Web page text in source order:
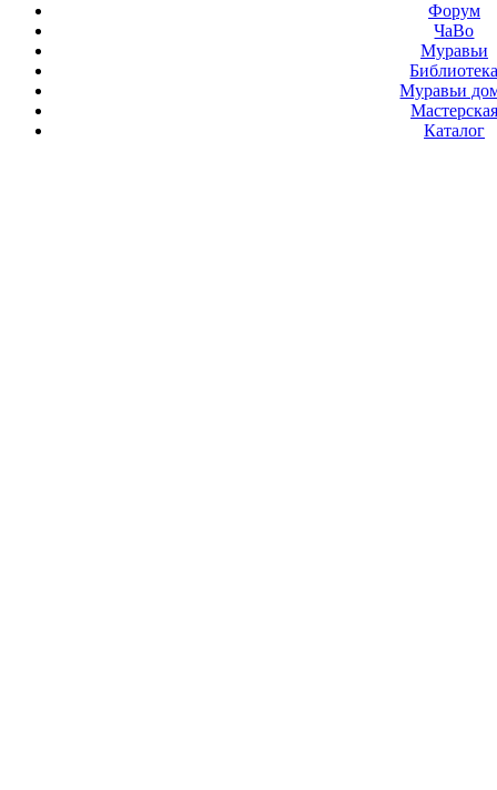
Форум
ЧаВо
Муравьи
Муравьи
Мастерская
Каталог